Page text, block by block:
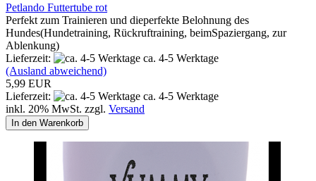
Petlando Futtertube rot
Perfekt zum Trainieren und dieperfekte Belohnung des
Hundes(Hundetraining, Rückruftraining, beimSpaziergang, zur
Ablenkung)
Lieferzeit:
ca. 4-5 Werktage
(Ausland abweichend)
5,99 EUR
Lieferzeit:
ca. 4-5 Werktage
inkl. 20% MwSt. zzgl. Versand
In den Warenkorb